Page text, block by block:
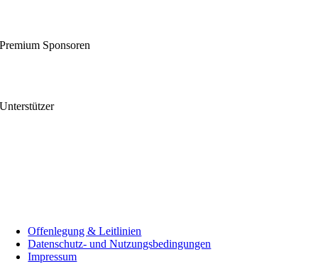
Premium Sponsoren
Unterstützer
Offenlegung & Leitlinien
Datenschutz- und Nutzungsbedingungen
Impressum